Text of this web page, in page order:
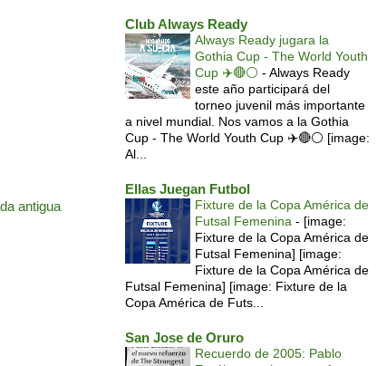
antigua
Club Always Ready
Always Ready jugara la
Gothia Cup - The World Youth
Cup ✈️🔴⚪️ - Always Ready
este año participará del
torneo juvenil más importante
a nivel mundial. Nos vamos a la Gothia
Cup - The World Youth Cup ✈️🔴⚪️ [image:
Al...
Ellas Juegan Futbol
Fixture de la Copa América de
Futsal Femenina - [image:
Fixture de la Copa América de
Futsal Femenina] [image:
Fixture de la Copa América de
Futsal Femenina] [image: Fixture de la
Copa América de Futs...
San Jose de Oruro
Recuerdo de 2005: Pablo